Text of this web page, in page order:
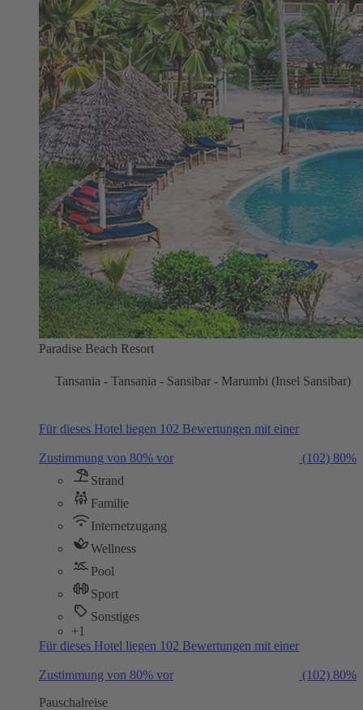
Paradise Beach Resort
Tansania - Tansania - Sansibar - Marumbi (Insel Sansibar)
Für dieses Hotel liegen 102 Bewertungen mit einer
Zustimmung von 80% vor (102) 80%
Strand
Familie
Internetzugang
Wellness
Pool
Sport
Sonstiges
+1
Für dieses Hotel liegen 102 Bewertungen mit einer
Zustimmung von 80% vor (102) 80%
Pauschalreise